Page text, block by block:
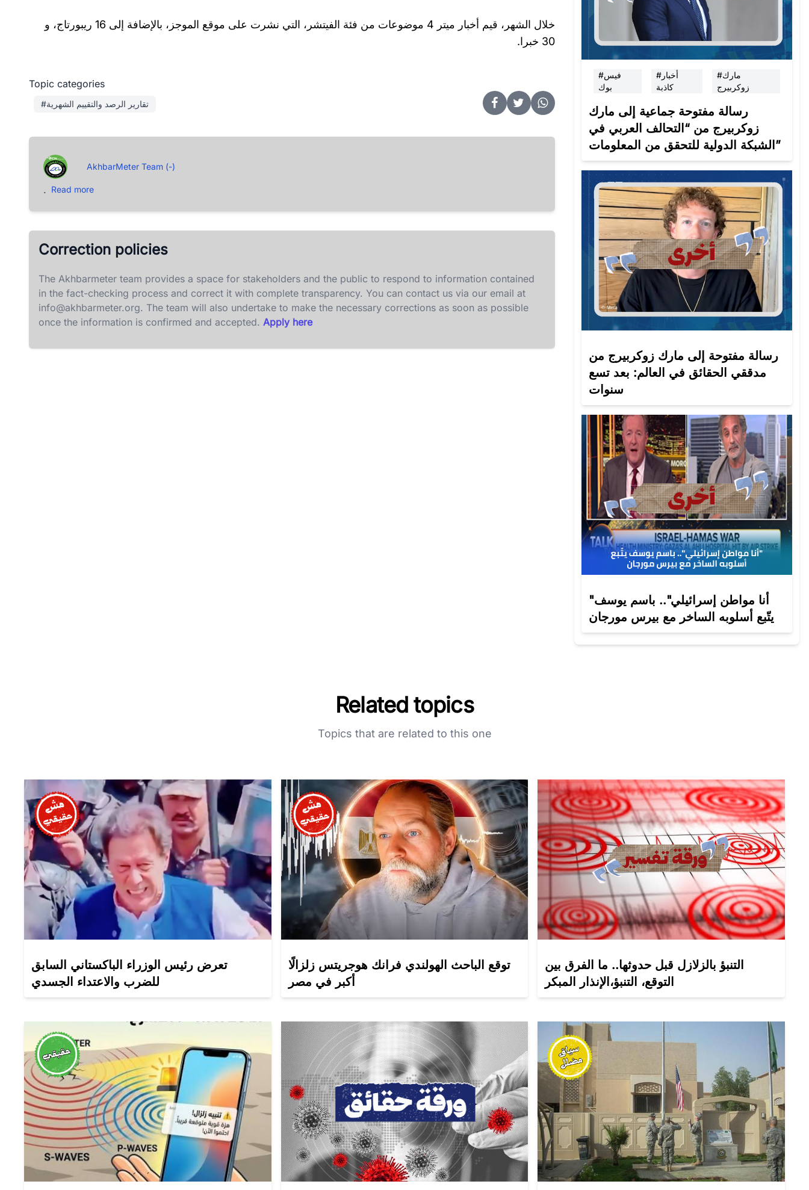
خلال الشهر، قيم أخبار ميتر 4 موضوعات من فئة الفيتشر، التي نشرت على موقع الموجز، بالإضافة إلى 16 ريبورتاج، و
30 خبرا.
Topic categories
#تقارير الرصد والتقييم الشهرية
AkhbarMeter Team (-)
. Read more
Correction policies
The Akhbarmeter team provides a space for stakeholders and the public to respond to information contained
in the fact-checking process and correct it with complete transparency. You can contact us via our email at
info@akhbarmeter.org. The team will also undertake to make the necessary corrections as soon as possible
once the information is confirmed and accepted. Apply here
#فيس
بوك
#أخبار
كاذبة
#مارك
زوكربيرج
رسالة مفتوحة جماعية إلى مارك
زوكربيرج من “التحالف العربي في
الشبكة الدولية للتحقق من المعلومات”
رسالة مفتوحة إلى مارك زوكربيرج من
مدققي الحقائق في العالم: بعد تسع
سنوات
"أنا مواطن إسرائيلي".. باسم يوسف
يتّبع أسلوبه الساخر مع بيرس مورجان
Related topics
Topics that are related to this one
تعرض رئيس الوزراء الباكستاني السابق
للضرب والاعتداء الجسدي
توقع الباحث الهولندي فرانك هوجريتس زلزالًا
أكبر في مصر
التنبؤ بالزلازل قبل حدوثها.. ما الفرق بين
التوقع، التنبؤ،الإنذار المبكر